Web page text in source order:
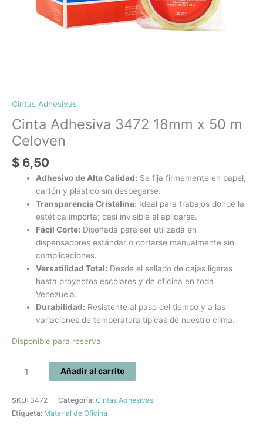
Cintas Adhesivas
Cinta Adhesiva 3472 18mm x 50 m
Celoven
$ 6,50
Adhesivo de Alta Calidad: Se fija firmemente en papel,
cartón y plástico sin despegarse.
Transparencia Cristalina: Ideal para trabajos donde la
estética importa; casi invisible al aplicarse.
Fácil Corte: Diseñada para ser utilizada en
dispensadores estándar o cortarse manualmente sin
complicaciones.
Versatilidad Total: Desde el sellado de cajas ligeras
hasta proyectos escolares y de oficina en toda
Venezuela.
Durabilidad: Resistente al paso del tiempo y a las
variaciones de temperatura típicas de nuestro clima.
Disponible para reserva
Añadir al carrito
SKU: 3472 Categoría: Cintas Adhesivas
Etiqueta: Material de Oficina